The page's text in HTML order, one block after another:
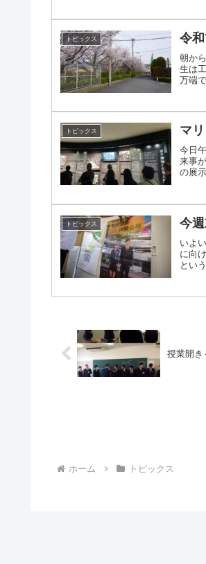
トピックス 令
朝か
生は
万端
トピックス マ
今日
来事
の展
トピックス 今
いよ
に向
とい
授業開き
ホーム トピックス